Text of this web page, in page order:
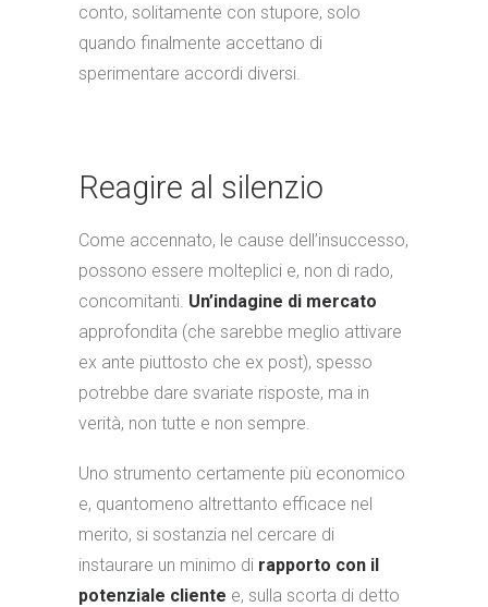
conto, solitamente con stupore, solo
quando finalmente accettano di
sperimentare accordi diversi.
Reagire al silenzio
Come accennato, le cause dell’insuccesso,
possono essere molteplici e, non di rado,
concomitanti. Un’indagine di mercato
approfondita (che sarebbe meglio attivare
ex ante piuttosto che ex post), spesso
potrebbe dare svariate risposte, ma in
verità, non tutte e non sempre.
Uno strumento certamente più economico
e, quantomeno altrettanto efficace nel
merito, si sostanzia nel cercare di
instaurare un minimo di rapporto con il
potenziale cliente e, sulla scorta di detto